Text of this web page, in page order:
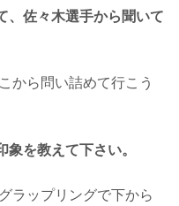
、佐々木選手から聞いて
から問い詰めて行こう
を教えて下さい。
ラップリングで下から